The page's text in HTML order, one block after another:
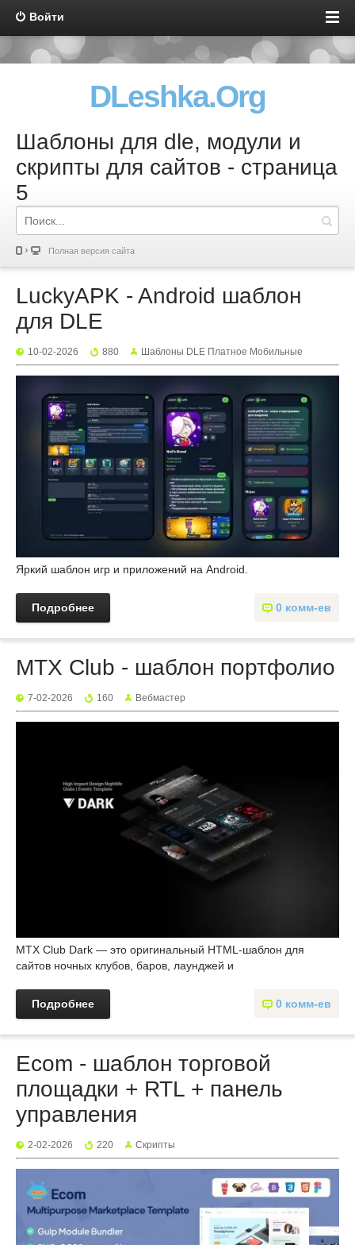
Войти
DLeshka.Org
Шаблоны для dle, модули и
скрипты для сайтов - страница
5
Полная версия сайта
LuckyAPK - Android шаблон
для DLE
10-02-2026 880 Шаблоны DLE Платное Мобильные
Яркий шаблон игр и приложений на Android.
0 комм-ев
Подробнее
MTX Club - шаблон портфолио
7-02-2026 160 Вебмастер
MTX Club Dark — это оригинальный HTML-шаблон для
сайтов ночных клубов, баров, лаунджей и
0 комм-ев
Подробнее
Ecom - шаблон торговой
площадки + RTL + панель
управления
2-02-2026 220 Скрипты